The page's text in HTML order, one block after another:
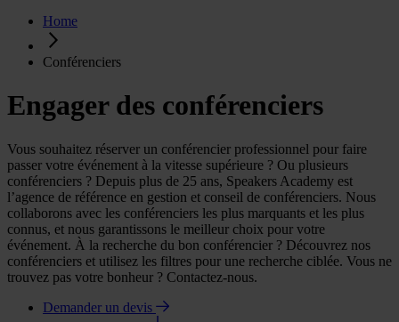
Home
Conférenciers
Engager des conférenciers
Vous souhaitez réserver un conférencier professionnel pour faire
passer votre événement à la vitesse supérieure ? Ou plusieurs
conférenciers ? Depuis plus de 25 ans, Speakers Academy est
l’agence de référence en gestion et conseil de conférenciers. Nous
collaborons avec les conférenciers les plus marquants et les plus
connus, et nous garantissons le meilleur choix pour votre
événement. À la recherche du bon conférencier ? Découvrez nos
conférenciers et utilisez les filtres pour une recherche ciblée. Vous ne
trouvez pas votre bonheur ? Contactez-nous.
Demander un devis